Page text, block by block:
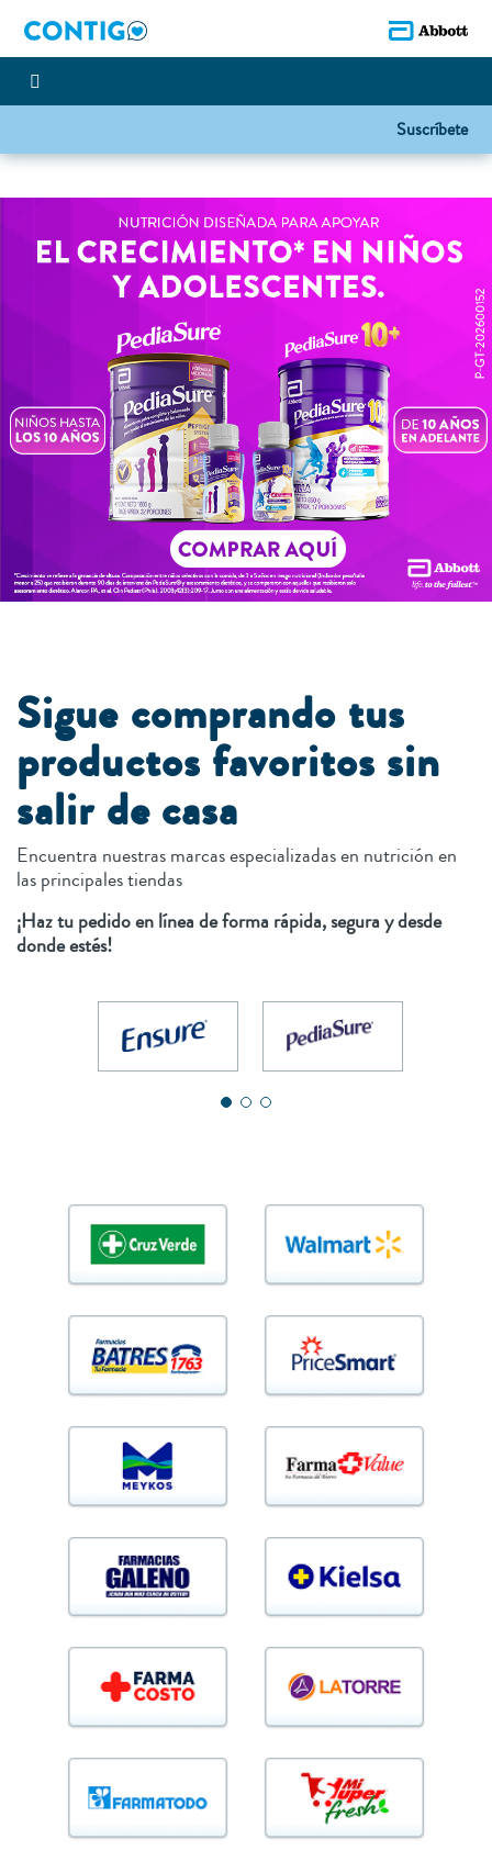
Suscríbete
Sigue comprando tus
productos favoritos sin
salir de casa
Encuentra nuestras marcas especializadas en nutrición en
las principales tiendas
¡Haz tu pedido en línea de forma rápida, segura y desde
donde estés!